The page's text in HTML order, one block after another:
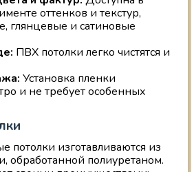
оттенков и текстур,
глянцевые и сатиновые
ПВХ потолки легко чистятся и
Установка пленки
и не требует особенных
потолки изготавливаются из
обработанной полиуретаном.